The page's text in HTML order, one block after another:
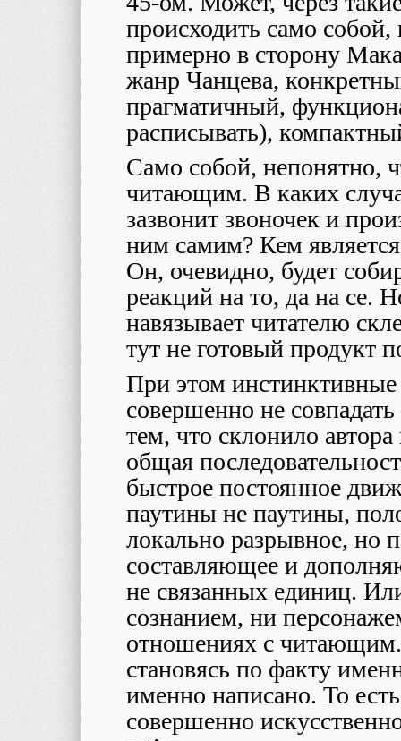
происходить само собой,
примерно в сторону
жанр Чанцева,
прагматичный,
расписывать),
Само собой, непонятно,
читающим. В каких
зазвонит звоночек и
ним самим? Кем является
Он, очевидно, будет
реакций на то, да на се.
навязывает читателю
тут не готовый продукт
При этом инстинктивные
совершенно не
тем, что склонило
общая
быстрое постоянное
паутины не паутины,
локально разрывное, но
составляющее и
не связанных единиц.
сознанием, ни
отношениях с
становясь по факту
именно написано. То
совершенно